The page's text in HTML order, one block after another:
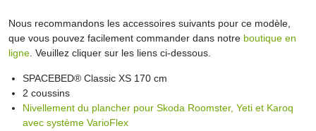
Nous recommandons les accessoires suivants pour ce modèle,
que vous pouvez facilement commander dans notre boutique en
ligne . Veuillez cliquer sur les liens ci-dessous.
SPACEBED® Classic XS 170 cm
2 coussins
Nivellement du plancher pour Skoda Roomster, Yeti et Karoq
avec système VarioFlex